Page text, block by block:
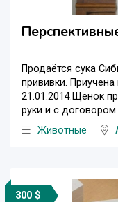
Продаётся сука
прививки.
21.01.2014.Щенок
руки и с
Животные
300 $